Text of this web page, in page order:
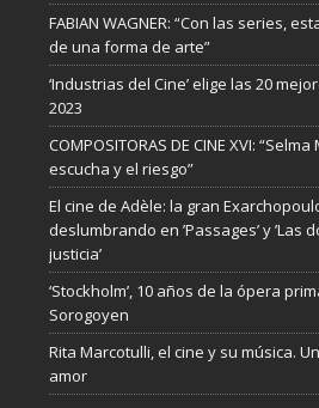
FABIAN WAGNER: “Con las series,
de una forma de arte”
‘Industrias del Cine’ elige las 20
2023
COMPOSITORAS DE CINE XVI:
escucha y el riesgo”
El cine de Adèle: la gran
deslumbrando en ’Passages’ y ’Las
justicia’
‘Stockholm’, 10 años de la ópera
Sorogoyen
Rita Marcotulli, el cine y su música.
amor